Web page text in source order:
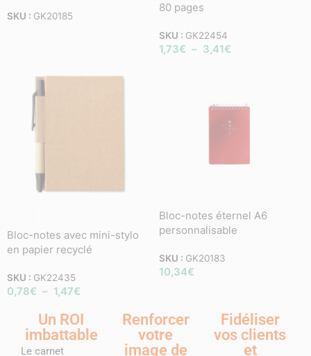
SKU : GK20185
80 pages
SKU : GK22454
1,73€ – 3,41€
Bloc-notes avec mini-stylo
en papier recyclé
SKU : GK22435
0,78€ – 1,47€
Bloc-notes éternel A6
personnalisable
SKU : GK20183
10,34€
Un ROI
imbattable
Le carnet
Renforcer
votre
image de
Fidéliser
vos clients
et